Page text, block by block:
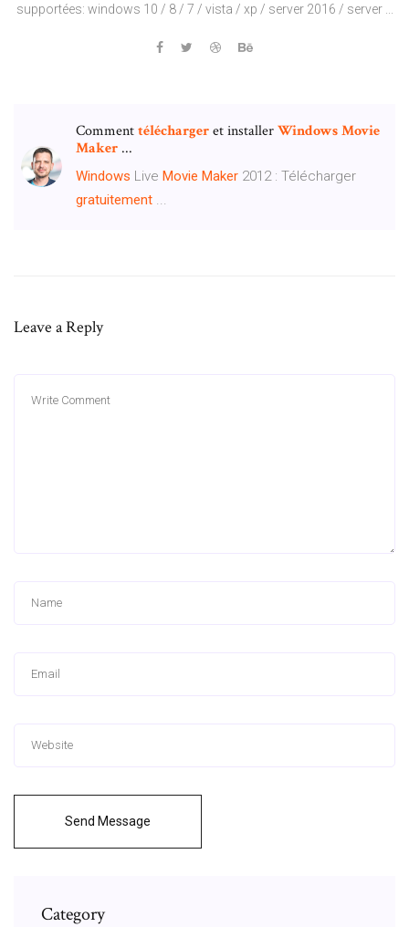
supportées: windows 10 / 8 / 7 / vista / xp / server 2016 / server ...
Commenttéléchargeret installerWindowsMovie
Maker ...
Windows Live Movie Maker 2012 : Télécharger
gratuitement ...
Leave a Reply
Send Message
Category